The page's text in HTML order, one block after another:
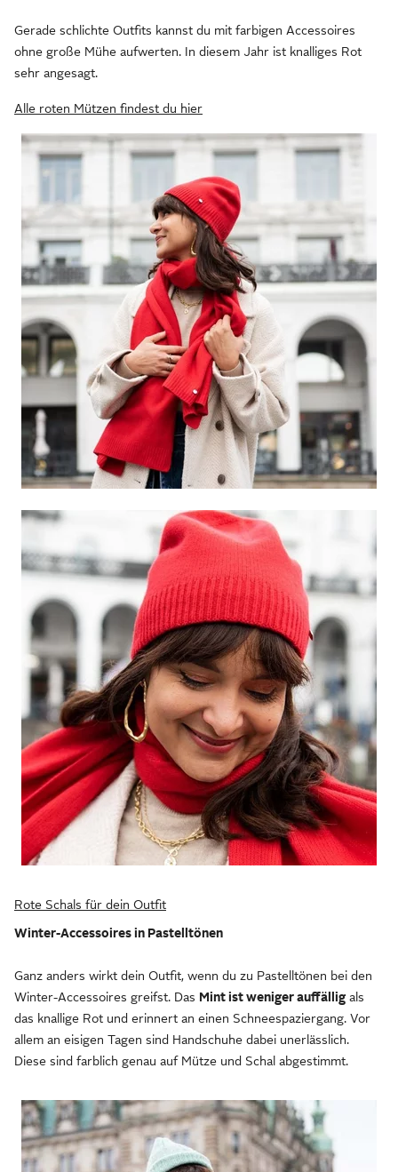
Gerade schlichte Outfits kannst du mit farbigen Accessoires
ohne große Mühe aufwerten. In diesem Jahr ist knalliges Rot
sehr angesagt.
Alle roten Mützen findest du hier
Rote Schals für dein Outfit
Winter-Accessoires in Pastelltönen
Ganz anders wirkt dein Outfit, wenn du zu Pastelltönen bei den
Winter-Accessoires greifst. Das Mint ist weniger auffällig als
das knallige Rot und erinnert an einen Schneespaziergang. Vor
allem an eisigen Tagen sind Handschuhe dabei unerlässlich.
Diese sind farblich genau auf Mütze und Schal abgestimmt.